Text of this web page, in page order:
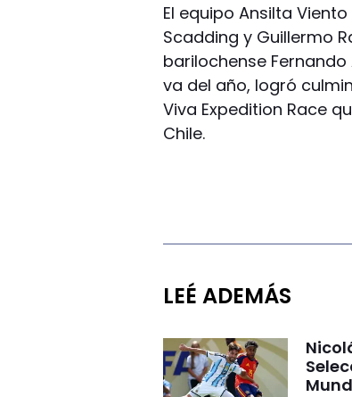
El equipo Ansilta
Scadding y Guillermo
barilochense
va del año, logró
Viva Expedition Race
Chile.
LEÉ ADEMÁS